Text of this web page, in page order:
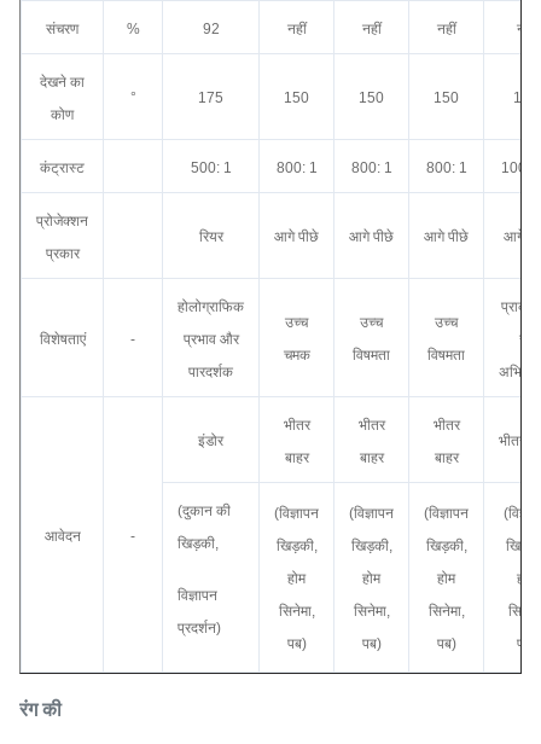
संचरण % 92 नहीं नहीं नहीं नहीं
देखने का
कोण
° 175 150 150 150 150
कंट्रास्ट 500: 1 800: 1 800: 1 800: 1
प्रोजेक्शन
प्रकार
रियर आगे पीछे आगे पीछे आगे पीछे आगे
विशेषताएं -
होलोग्राफिक
प्रभाव और
पारदर्शक
उच्च
चमक
उच्च
विषमता
उच्च
विषमता
रंग
आवेदन -
इंडोर
भीतर
बाहर
भीतर
बाहर
भीतर
बाहर
भीतर
(दुकान की
खिड़की,
विज्ञापन
प्रदर्शन)
(विज्ञापन
खिड़की,
होम
सिनेमा,
पब)
(विज्ञापन
खिड़की,
होम
सिनेमा,
पब)
(विज्ञापन
खिड़की,
होम
सिनेमा,
पब)
होम
पब)
रंग की